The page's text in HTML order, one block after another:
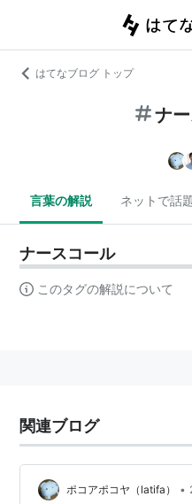
はてなブログ トップ
ナ
言葉の解説 ネットで話題
ナースコール
このタグの解説について
関連ブログ
ポコアポコヤ（latifa） •